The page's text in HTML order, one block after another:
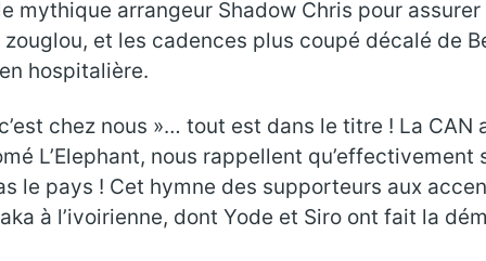
mythique arrangeur Shadow Chris pour
et les cadences plus coupé décalé de
hospitalière.
chez nous »… tout est dans le titre ! La
L’Elephant, nous rappellent
le pays ! Cet hymne des supporteurs aux
à l’ivoirienne, dont Yode et Siro ont fait la